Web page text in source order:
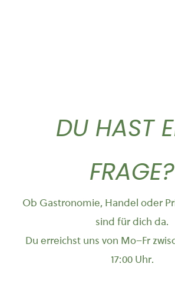
DU HAST
FRAGE?
Ob Gastronomie, Handel oder
sind für dich da.
Du erreichst uns von Mo–Fr
17:00 Uhr.